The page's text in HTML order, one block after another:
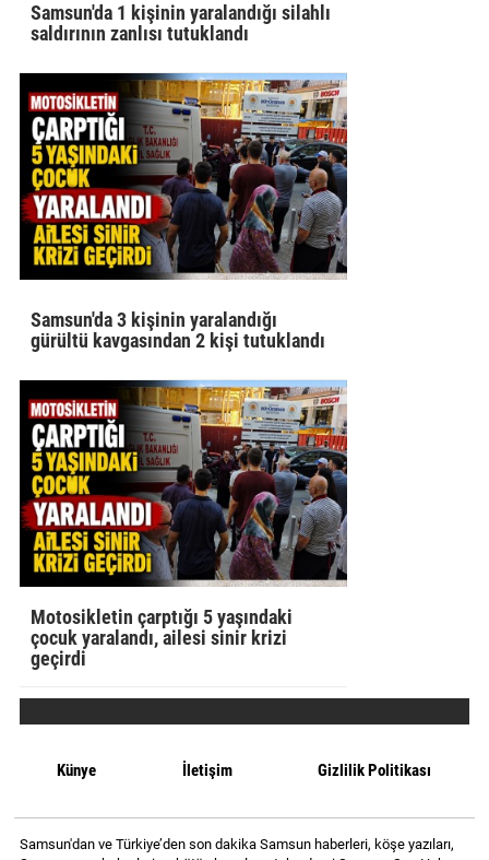
Samsun'da 1 kişinin yaralandığı silahlı
saldırının zanlısı tutuklandı
Samsun'da 3 kişinin yaralandığı
gürültü kavgasından 2 kişi tutuklandı
Motosikletin çarptığı 5 yaşındaki
çocuk yaralandı, ailesi sinir krizi
geçirdi
Künye İletişim Gizlilik Politikası
Samsun'dan ve Türkiye’den son dakika Samsun haberleri, köşe yazıları,